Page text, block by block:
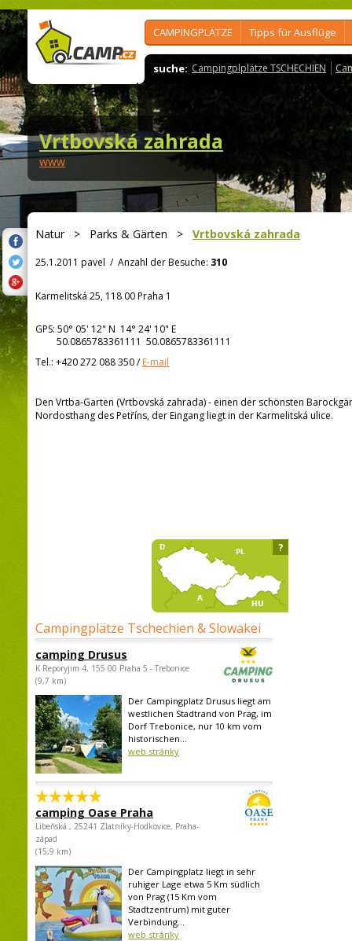
CAMPINGPLÄTZE Tipps für Ausflüge
suche: Campingplplätze TSCHECHIEN
Vrtbovská zahrada
www
Natur> Parks & Gärten > Vrtbovská zahrada
25.1.2011 pavel / Anzahl der Besuche: 310
Karmelitská 25, 118 00 Praha 1
GPS: 50° 05' 12" N 14° 24' 10" E
50.0865783361111 50.0865783361111
Tel.: +420 272 088 350/E-mail
Den Vrtba-Garten (Vrtbovská zahrada) - einen der schönsten
Nordosthang des Petříns, der Eingang liegt in der Karmelitská ulice.
Campingplätze Tschechien & Slowakei
camping Drusus
K Reporyjim 4, 155 00 Praha 5 - Trebonice
(9,7 km)
Der Campingplatz Drusus liegt am
westlichen Stadtrand von Prag, im
Dorf Trebonice, nur 10 km vom
historischen...
web stránky
camping Oase Praha
Libeňská , 25241 Zlatníky-Hodkovice, Praha-
západ
(15,9 km)
Der Campingplatz liegt in sehr
ruhiger Lage etwa 5 Km südlich
von Prag (15 Km vom
Stadtzentrum) mit guter
Verbindung...
web stránky
?